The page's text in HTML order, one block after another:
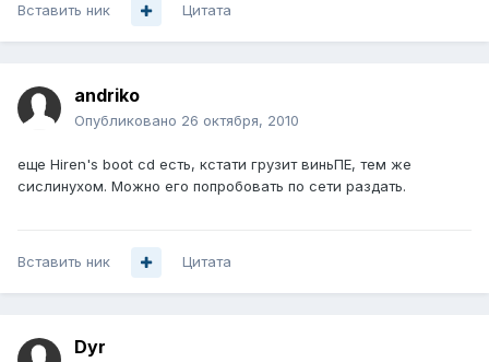
Вставить ник Цитата
andriko
Опубликовано 26 октября, 2010
еще Hiren's boot cd есть, кстати грузит виньПЕ, тем же
сислинухом. Можно его попробовать по сети раздать.
Вставить ник Цитата
Dyr